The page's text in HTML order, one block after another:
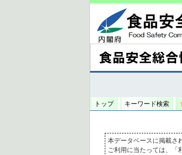
トップ キーワード検索
本データベースに掲載さ
ご利用に当たっては、「